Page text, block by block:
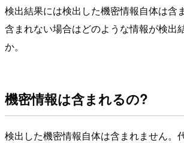
検出結果には検出した機密情報自体は含
含まれない場合はどのような情報が検出
か。
機密情報は含まれるの?
検出した機密情報自体は含まれません。